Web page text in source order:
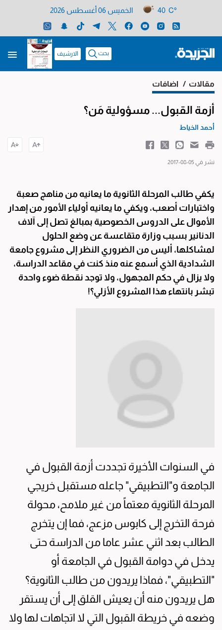
40 C° الخميس 06 أغسطس 2026
بحث الارشيف
مقالات / اضافات
أزمة القبول... مسؤولية مَن؟
أحمد الخياط
نشر في 05-08-2017
يكفي طالب المرحلة الثانوية ما يعانيه من مناهج صعبة
واختبارات أصعب، ويكفي ما يعانيه أولياء الأمور من إهدار
الأموال على الدروس الخصوصية بمبالغ تصل إلى آلاف
الدنانير بسبب وزارة متقاعسة عن وضع الحلول
لمشاكلها، أليس من الضروري النظر إلى مشروع جامعة
الشدادية الذي أسمع عنه منذ كنت في مقاعد الدراسة،
ولا يزال في حكم المجهول، ولا توجد نقطة ضوء واحدة
تبشر بانتهاء هذا المشروع الأزلي؟!
في السنوات الأخيرة تجددت أزمة القبول في
الجامعة و"التطبيقي" جاعله مستقبل خريجي
المرحلة الثانوية معتماً من غير ملامح، محولة
فرحة التخرج إلى كابوس مزعج، فما إن يتخرج
الطالب بعد اثني عشر عاما من الدراسة حتى
يدخل في دوامة القبول في الجامعة أو
"التطبيقي"، فماذا يريدون من طالب الثانوية؟
هل يريدون منه أن يعيش القلق إلى أن يستقر
وضعه في خريطة القبول التي لا اتجاهات لها ولا